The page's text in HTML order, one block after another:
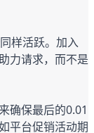
样活跃。加入
力请求，而不是
确保最后的0.01
平台促销活动期